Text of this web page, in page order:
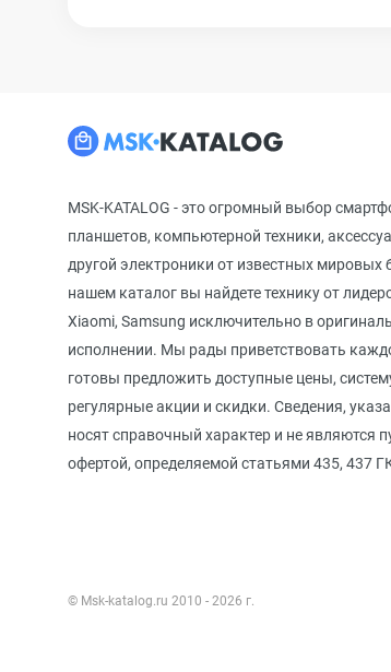
MSK-KATALOG - это огромный выбор
планшетов, компьютерной техники,
другой электроники от известных мировых
нашем каталог вы найдете технику от
Xiaomi, Samsung исключительно в
исполнении. Мы рады приветствовать
готовы предложить доступные цены,
регулярные акции и скидки. Сведения,
носят справочный характер и не являются
офертой, определяемой статьями 435, 437
© Msk-katalog.ru 2010 - 2026 г.